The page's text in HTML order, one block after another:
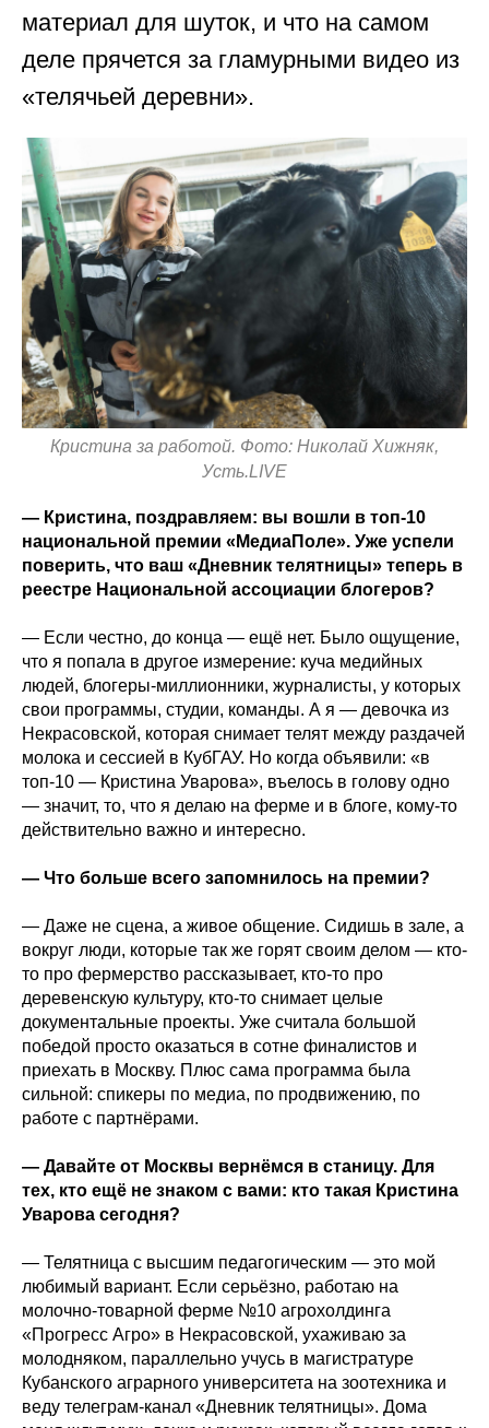
материал для шуток, и что на самом
деле прячется за гламурными видео из
«телячьей деревни».
Кристина за работой. Фото: Николай Хижняк,
Усть.LIVE
— Кристина, поздравляем: вы вошли в топ‑10
национальной премии «МедиаПоле». Уже успели
поверить, что ваш «Дневник телятницы» теперь в
реестре Национальной ассоциации блогеров?
— Если честно, до конца — ещё нет. Было ощущение,
что я попала в другое измерение: куча медийных
людей, блогеры‑миллионники, журналисты, у которых
свои программы, студии, команды. А я — девочка из
Некрасовской, которая снимает телят между раздачей
молока и сессией в КубГАУ. Но когда объявили: «в
топ‑10 — Кристина Уварова», въелось в голову одно
— значит, то, что я делаю на ферме и в блоге, кому‑то
действительно важно и интересно.
— Что больше всего запомнилось на премии?
— Даже не сцена, а живое общение. Сидишь в зале, а
вокруг люди, которые так же горят своим делом — кто-
то про фермерство рассказывает, кто-то про
деревенскую культуру, кто-то снимает целые
документальные проекты. Уже считала большой
победой просто оказаться в сотне финалистов и
приехать в Москву. Плюс сама программа была
сильной: спикеры по медиа, по продвижению, по
работе с партнёрами.
— Давайте от Москвы вернёмся в станицу. Для
тех, кто ещё не знаком с вами: кто такая Кристина
Уварова сегодня?
— Телятница с высшим педагогическим — это мой
любимый вариант. Если серьёзно, работаю на
молочно‑товарной ферме №10 агрохолдинга
«Прогресс Агро» в Некрасовской, ухаживаю за
молодняком, параллельно учусь в магистратуре
Кубанского аграрного университета на зоотехника и
веду телеграм‑канал «Дневник телятницы». Дома